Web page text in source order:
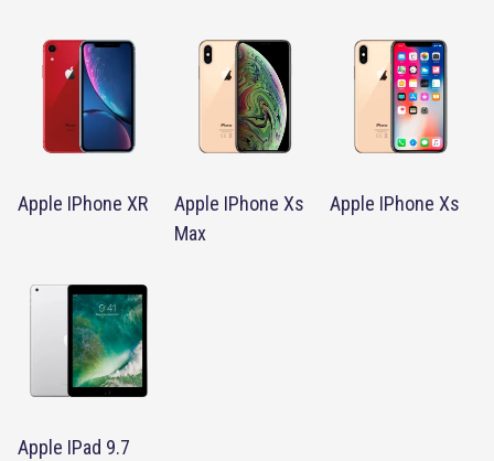
Apple IPhone XR
Apple IPhone Xs
Max
Apple IPhone Xs
Apple IPad 9.7